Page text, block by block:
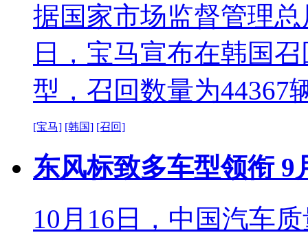
据国家市场监督管理
日，宝马宣布在韩国
型，召回数量为44367
[宝马] [韩国] [召回]
东风标致多车型领衔
10月16日，中国汽车